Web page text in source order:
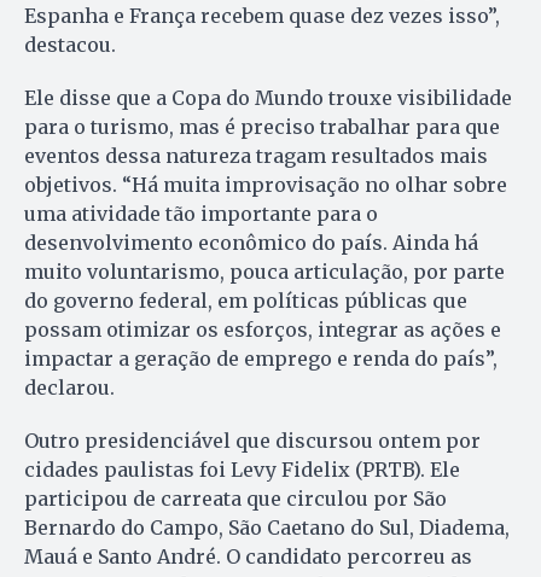
Espanha e França recebem quase dez vezes isso”,
destacou.
Ele disse que a Copa do Mundo trouxe visibilidade
para o turismo, mas é preciso trabalhar para que
eventos dessa natureza tragam resultados mais
objetivos. “Há muita improvisação no olhar sobre
uma atividade tão importante para o
desenvolvimento econômico do país. Ainda há
muito voluntarismo, pouca articulação, por parte
do governo federal, em políticas públicas que
possam otimizar os esforços, integrar as ações e
impactar a geração de emprego e renda do país”,
declarou.
Outro presidenciável que discursou ontem por
cidades paulistas foi Levy Fidelix (PRTB). Ele
participou de carreata que circulou por São
Bernardo do Campo, São Caetano do Sul, Diadema,
Mauá e Santo André. O candidato percorreu as